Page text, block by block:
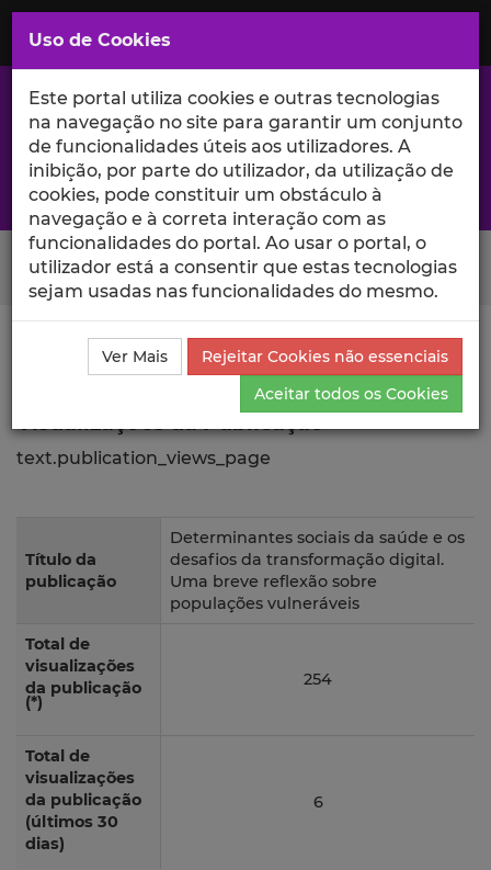
Saltar
para
Conteúdo
Principal
A excelência da investigação e ciência no Iscte
Search Button
Ciência_Iscte Publicações
Descrição Detalhada da
Publicação
Visualizações
text.publication_views_page
Título da
publicação
Determinantes sociais da saúde e os
desafios da transformação digital.
Uma breve reflexão sobre
populações vulneráveis
Total de
visualizações
da publicação
(*)
254
Total de
visualizações
da publicação
(últimos 30
dias)
6
Uso de Cookies
Este portal utiliza cookies e outras tecnologias
na navegação no site para garantir um conjunto
de funcionalidades úteis aos utilizadores. A
inibição, por parte do utilizador, da utilização de
cookies, pode constituir um obstáculo à
navegação e à correta interação com as
funcionalidades do portal. Ao usar o portal, o
utilizador está a consentir que estas tecnologias
sejam usadas nas funcionalidades do mesmo.
Ver Mais
Rejeitar Cookies não essenciais
Aceitar todos os Cookies